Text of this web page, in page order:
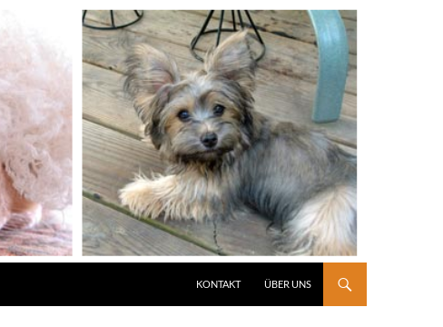
KONTAKT ÜBER UNS